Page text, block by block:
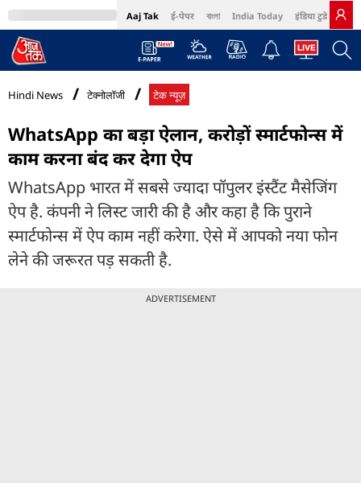
Aaj Tak ई-पेपर বাংলা India Today इंडिया टुडे हिंदी
MumbaiTak Cosmopolitan Harper's Bazaar Northeast
Hindi News टेक्नोलॉजी टेक न्यूज़
WhatsApp का बड़ा ऐलान, करोड़ों स्मार्टफोन्स में
काम करना बंद कर देगा ऐप
WhatsApp भारत में सबसे ज्यादा पॉपुलर इंस्टैंट मैसेजिंग
ऐप है. कंपनी ने लिस्ट जारी की है और कहा है कि पुराने
स्मार्टफोन्स में ऐप काम नहीं करेगा. ऐसे में आपको नया फोन
लेने की जरूरत पड़ सकती है.
ADVERTISEMENT